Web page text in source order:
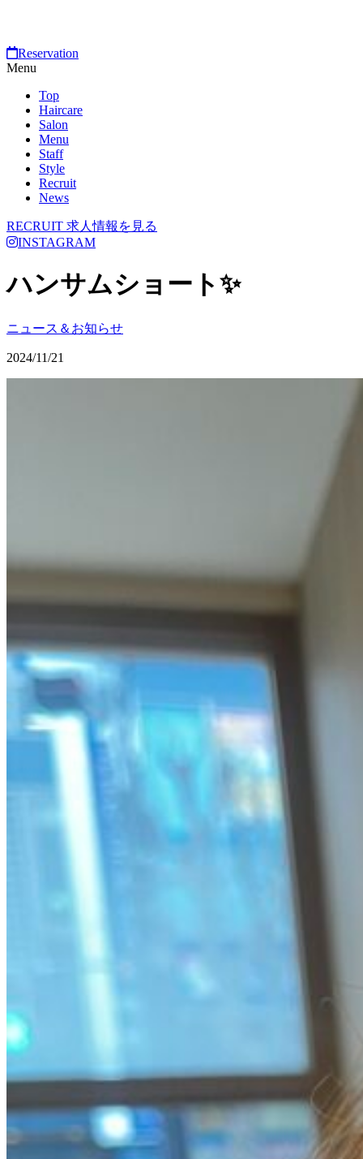
Reservation
Menu
Top
Haircare
Salon
Menu
Staff
Style
Recruit
News
RECRUIT 求人情報を見る
INSTAGRAM
ハンサムショート✨
ニュース＆お知らせ
2024/11/21